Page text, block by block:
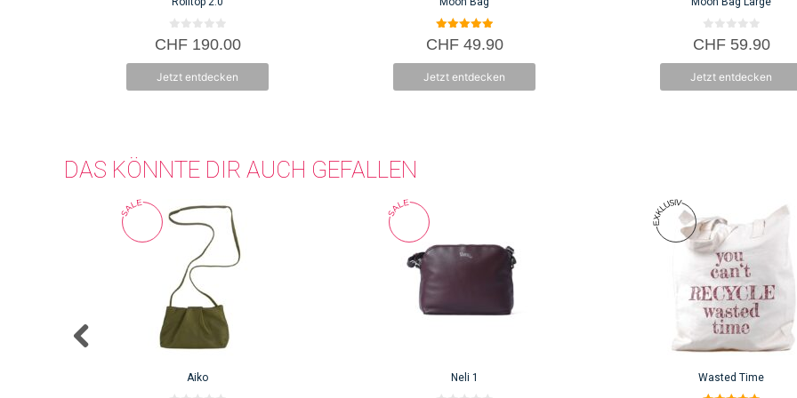
0
v
5
CHF190.00
Jetzt entdecken
5.00
von 5
CHF49.90
Jetzt entdecken
0
v
5
CHF59.90
Jetzt entdecken
DAS KÖNNTE DIR AUCH GEFALLEN
Aiko Neli 1 Wasted Time